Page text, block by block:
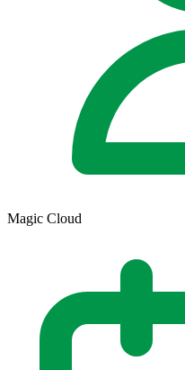
Magic Cloud